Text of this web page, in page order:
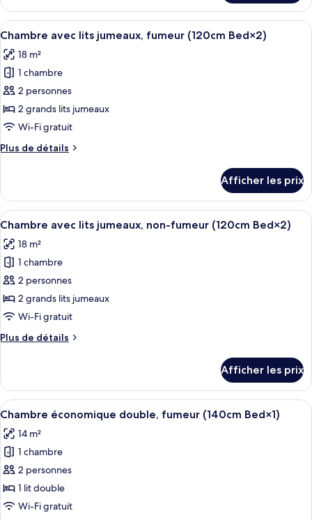
double,
non-
fumeur
(160cm
Bed×1)
Chambre
Standard
double,
fumeur
(160cm
Bed×1)
Afficher
toutes
les
photos
pour
ce
type
chambre :
lits
jumeaux,
fumeur
(120cm
Bed×2)
Une chambre d’hôtel avec un lit, un
7
Chambre avec lits jumeaux, fumeur (120cm Bed×2)
18 m²
1 chambre
2 personnes
2 grands lits jumeaux
Wi-Fi gratuit
Plus de détails
Plus
Chambre
avec
lits
fumeur
(120cm
Bed×2)
Afficher les prix
Afficher
toutes
les
photos
pour
ce
type
chambre :
lits
jumeaux,
non-
fumeur
(120cm
Bed×2)
Une chambre d’hôtel avec deux lits,
7
Chambre avec lits jumeaux, non-fumeur (120cm Bed×2)
18 m²
1 chambre
2 personnes
2 grands lits jumeaux
Wi-Fi gratuit
Plus de détails
Plus
Chambre
avec
lits
non-
fumeur
(120cm
Bed×2)
Afficher les prix
Afficher
toutes
les
photos
pour
ce
type
Une chambre d’hôtel comprenant
8
Chambre économique double, fumeur (140cm Bed×1)
14 m²
1 chambre
2 personnes
1 lit double
Wi-Fi gratuit